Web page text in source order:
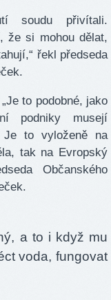
soudu přivítali.
že si mohou dělat,
řekl předseda
to podobné, jako
podniky musejí
Je to vyloženě na
tak na Evropský
Občanského
a to i když mu
voda, fungovat